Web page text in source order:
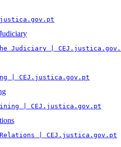
Judiciary |
| CEJ.justica.gov.pt
| CEJ.justica.gov.pt
| CEJ.justica.gov.pt